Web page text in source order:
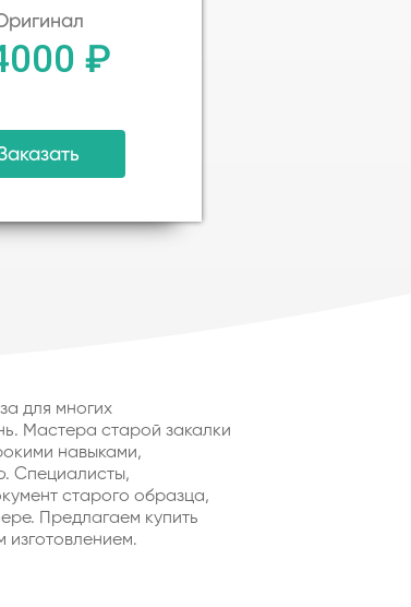
₽
для многих
Мастера старой закалки
навыками,
Специалисты,
старого образца,
Предлагаем купить